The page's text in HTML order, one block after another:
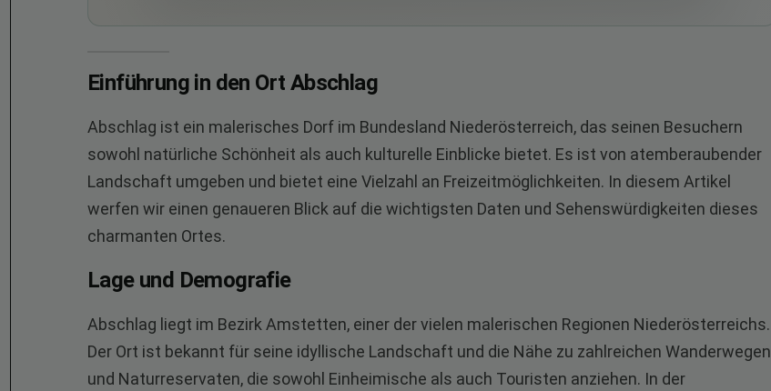
Einführung in den Ort Abschlag
Abschlag ist ein malerisches Dorf im Bundesland Niederösterreich, das seinen Besuchern
sowohl natürliche Schönheit als auch kulturelle Einblicke bietet. Es ist von atemberaubender
Landschaft umgeben und bietet eine Vielzahl an Freizeitmöglichkeiten. In diesem Artikel
werfen wir einen genaueren Blick auf die wichtigsten Daten und Sehenswürdigkeiten dieses
charmanten Ortes.
Lage und Demografie
Abschlag liegt im Bezirk Amstetten, einer der vielen malerischen Regionen Niederösterreichs.
Der Ort ist bekannt für seine idyllische Landschaft und die Nähe zu zahlreichen Wanderwegen
und Naturreservaten, die sowohl Einheimische als auch Touristen anziehen. In der